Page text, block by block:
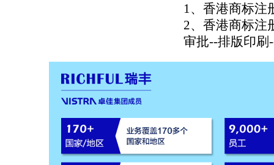
1、香港商标注
2、香港商标注
审批--排版印刷